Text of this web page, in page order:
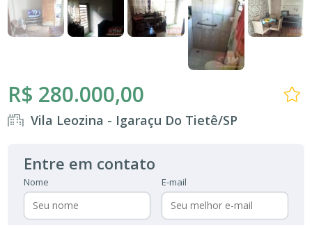
R$ 280.000,00
Vila Leozina - Igaraçu Do Tietê/SP
Entre em contato
Nome E-mail